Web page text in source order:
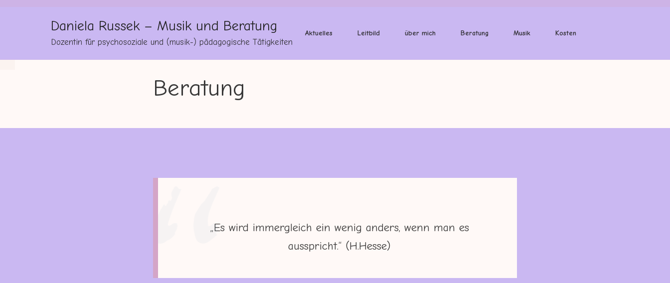
Daniela Russek – Musik und Beratung
Dozentin für psychosoziale und (musik-) pädagogische Tätigkeiten
Aktuelles Leitbild über mich Beratung Musik Kosten
Beratung
„Es wird immergleich ein wenig anders, wenn man es
ausspricht.“ (H.Hesse)